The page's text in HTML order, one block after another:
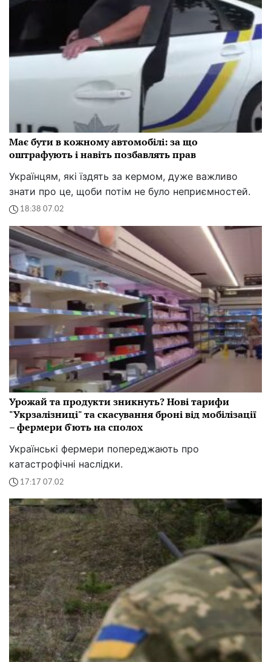
Має бути в кожному автомобілі: за що
оштрафують і навіть позбавлять прав
Українцям, які їздять за кермом, дуже важливо
знати про це, щоби потім не було неприємностей.
18:38 07.02
Урожай та продукти зникнуть? Нові тарифи
"Укрзалізниці" та скасування броні від мобілізації
– фермери б'ють на сполох
Українські фермери попереджають про
катастрофічні наслідки.
17:17 07.02